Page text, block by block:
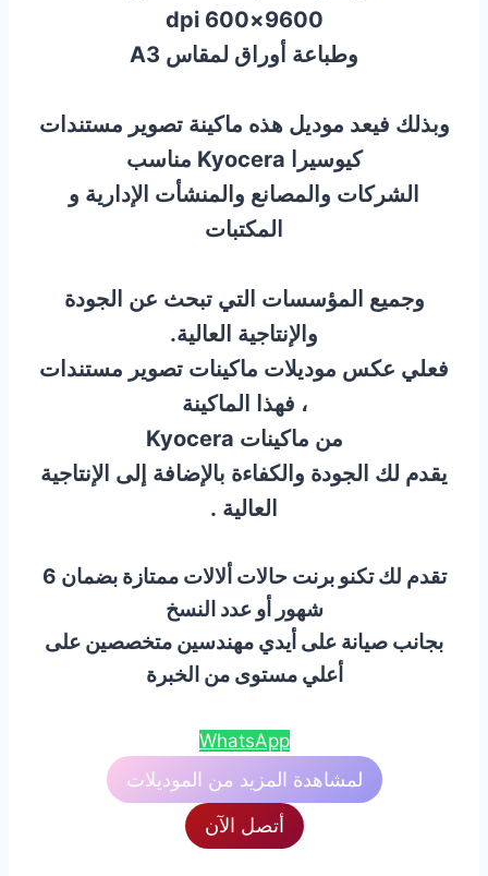
9600×600 dpi
وطباعة أوراق لمقاس A3
وبذلك فيعد موديل هذه ماكينة تصوير مستندات
كيوسيرا Kyocera مناسب
الشركات والمصانع والمنشأت الإدارية و
المكتبات
وجميع المؤسسات التي تبحث عن الجودة
والإنتاجية العالية.
فعلي عكس موديلات ماكينات تصوير مستندات
، فهذا الماكينة
من ماكينات Kyocera
يقدم لك الجودة والكفاءة بالإضافة إلى الإنتاجية
العالية .
تقدم لك تكنو برنت حالات ألالات ممتازة بضمان 6
شهور أو عدد النسخ
بجانب صيانة على أيدي مهندسين متخصصين على
أعلي مستوى من الخبرة
WhatsApp
لمشاهدة المزيد من الموديلات
أتصل الآن